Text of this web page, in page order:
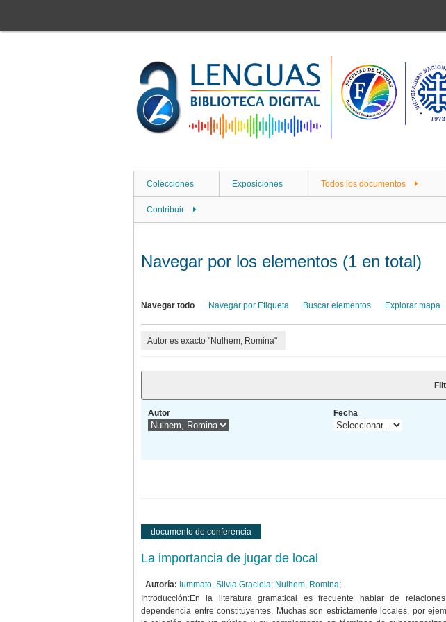
contenido
Colecciones Exposiciones Todos los documentos
Contribuir
Navegar por los elementos (1 en total)
Navegar todo Navegar por Etiqueta Buscar elementos Explorar mapa
Autor es exacto "Nulhem, Romina"
Autor Fecha
documento de conferencia
La importancia de jugar de local
Autoría: Iummato, Silvia Graciela; Nulhem, Romina;
Introducción:En la literatura gramatical es frecuente hablar de
dependencia entre constituyentes. Muchas son estrictamente locales, por